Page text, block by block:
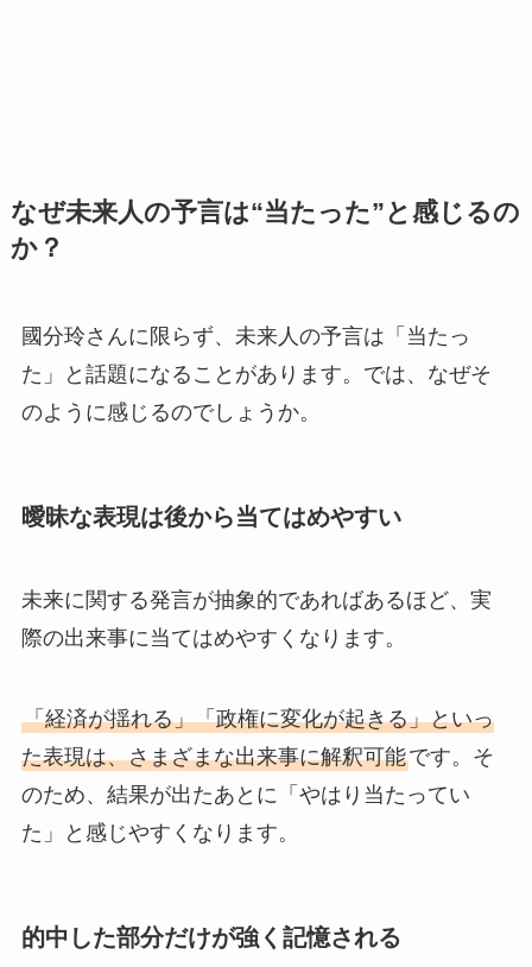
なぜ未来人の予言は“当たった”と感じるの
か？
國分玲さんに限らず、未来人の予言は「当たっ
た」と話題になることがあります。では、なぜそ
のように感じるのでしょうか。
曖昧な表現は後から当てはめやすい
未来に関する発言が抽象的であればあるほど、実
際の出来事に当てはめやすくなります。
「経済が揺れる」「政権に変化が起きる」といっ
た表現は、さまざまな出来事に解釈可能です。そ
のため、結果が出たあとに「やはり当たってい
た」と感じやすくなります。
的中した部分だけが強く記憶される